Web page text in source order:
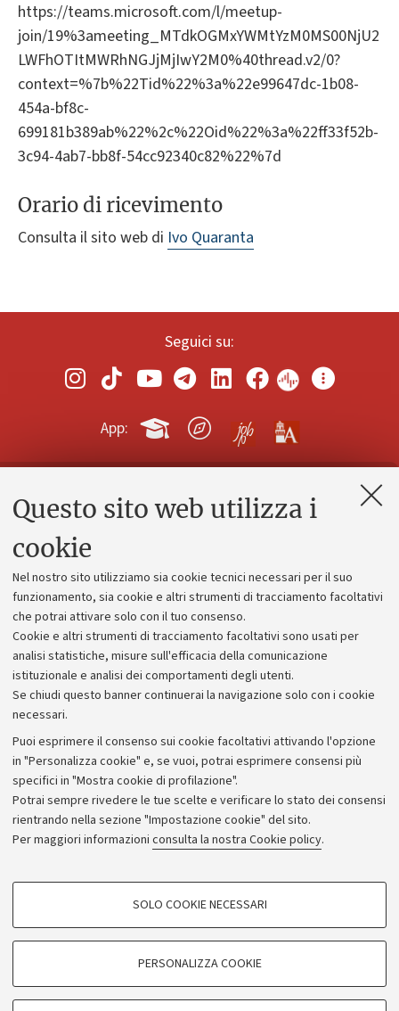
Questo sito web utilizza i
cookie
Nel nostro sito utilizziamo sia cookie tecnici necessari per il suo
funzionamento, sia cookie e altri strumenti di tracciamento facoltativi
che potrai attivare solo con il tuo consenso.
Cookie e altri strumenti di tracciamento facoltativi sono usati per
analisi statistiche, misure sull'efficacia della comunicazione
istituzionale e analisi dei comportamenti degli utenti.
Se chiudi questo banner continuerai la navigazione solo con i cookie
necessari.
Puoi esprimere il consenso sui cookie facoltativi attivando l'opzione
in "Personalizza cookie" e, se vuoi, potrai esprimere consensi più
specifici in "Mostra cookie di profilazione".
Potrai sempre rivedere le tue scelte e verificare lo stato dei consensi
rientrando nella sezione "Impostazione cookie" del sito.
Per maggiori informazioni consulta la nostra Cookie policy.
COOKIE DI PROFILAZIONE - FACOLTATIVI
SOLO COOKIE NECESSARI
PERSONALIZZA COOKIE
https://teams.microsoft.com/l/meetup-
join/19%3ameeting_MTdkOGMxYWMtYzM0MS00NjU2
LWFhOTItMWRhNGJjMjIwY2M0%40thread.v2/0?
context=%7b%22Tid%22%3a%22e99647dc-1b08-
454a-bf8c-
699181b389ab%22%2c%22Oid%22%3a%22ff33f52b-
3c94-4ab7-bb8f-54cc92340c82%22%7d
Orario di ricevimento
Consulta il sito web di Ivo Quaranta
Seguici su:
App:
Contatti e PEC
Alumni community
Piano strategico
Bilanci
Donazioni e 5x1000
Bandi, gare e concorsi
Albo online
Amministrazione trasparente
Atti di notifica
Informazioni sul sito e accessibilità
Dichiarazione di accessibilità
Privacy e note legali
Impostazioni Cookie
©Copyright 2026 - ALMA MATER STUDIORUM - Università di